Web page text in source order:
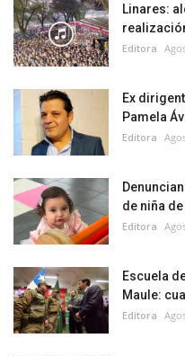
Linares:
Editora
Ex
Pamela
Editora
de niña de
Editora
Escuela
Maule:
Editora